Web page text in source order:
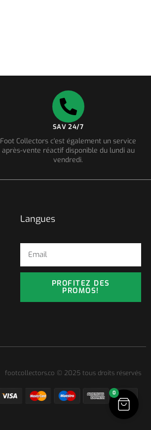
SAV 24/7
Foot Collectors c'est également un service
après-vente réactif disponible du lundi au
vendredi.
Langues
PROFITEZ DES
PROMOS!
footcollectors.co © 2025 tous droits réservés
0